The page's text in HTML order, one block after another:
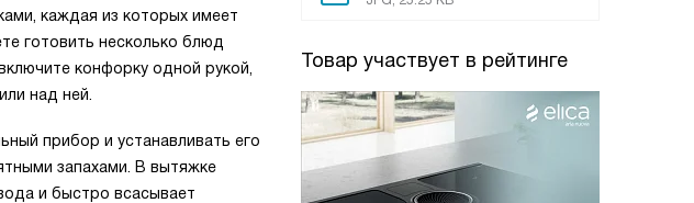
Товар участвует в рейтинге
каждая из которых имеет
готовить несколько блюд
конфорку одной рукой,
над ней.
прибор и устанавливать его
запахами. В вытяжке
и быстро всасывает